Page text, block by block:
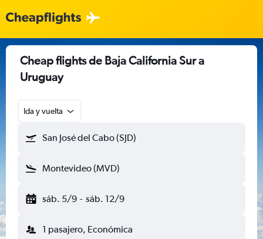
Cheap flights de Baja California Sur a
Uruguay
Ida y vuelta
San José del Cabo (SJD)
Montevideo (MVD)
sáb. 5/9 - sáb. 12/9
1 pasajero, Económica